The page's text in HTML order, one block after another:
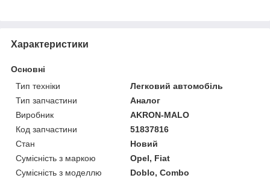
Характеристики
Основні
Тип техніки
Легковий автомобіль
Тип запчастини
Аналог
Виробник
AKRON-MALO
Код запчастини
51837816
Стан
Новий
Сумісність з маркою
Opel, Fiat
Сумісність з моделлю
Doblo, Combo